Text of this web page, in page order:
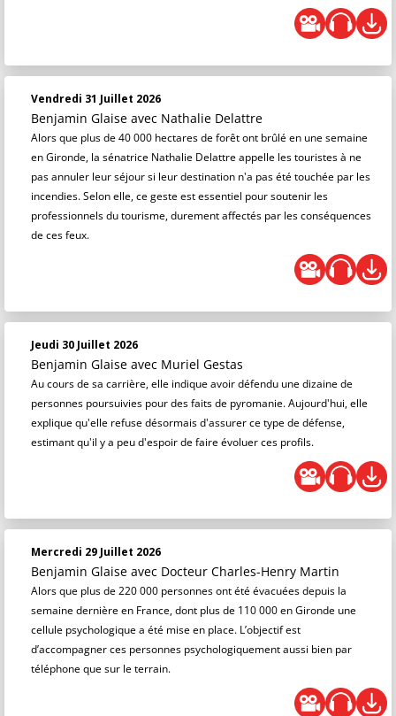
Vendredi 31 Juillet 2026
Benjamin Glaise avec Nathalie Delattre
Alors que plus de 40 000 hectares de forêt ont brûlé en une semaine
en Gironde, la sénatrice Nathalie Delattre appelle les touristes à ne
pas annuler leur séjour si leur destination n'a pas été touchée par les
incendies. Selon elle, ce geste est essentiel pour soutenir les
professionnels du tourisme, durement affectés par les conséquences
de ces feux.
Jeudi 30 Juillet 2026
Benjamin Glaise avec Muriel Gestas
Au cours de sa carrière, elle indique avoir défendu une dizaine de
personnes poursuivies pour des faits de pyromanie. Aujourd'hui, elle
explique qu'elle refuse désormais d'assurer ce type de défense,
estimant qu'il y a peu d'espoir de faire évoluer ces profils.
Mercredi 29 Juillet 2026
Benjamin Glaise avec Docteur Charles-Henry Martin
Alors que plus de 220 000 personnes ont été évacuées depuis la
semaine dernière en France, dont plus de 110 000 en Gironde une
cellule psychologique a été mise en place. L’objectif est
d’accompagner ces personnes psychologiquement aussi bien par
téléphone que sur le terrain.